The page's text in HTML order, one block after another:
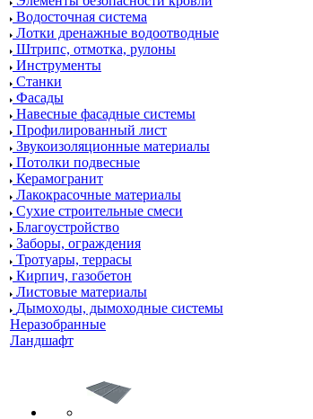
Водосточная система
Лотки дренажные водоотводные
Штрипс, отмотка, рулоны
Инструменты
Станки
Фасады
Навесные фасадные системы
Профилированный лист
Звукоизоляционные материалы
Потолки подвесные
Керамогранит
Лакокрасочные материалы
Сухие строительные смеси
Благоустройство
Заборы, ограждения
Тротуары, террасы
Кирпич, газобетон
Листовые материалы
Дымоходы, дымоходные системы
Неразобранные
Ландшафт